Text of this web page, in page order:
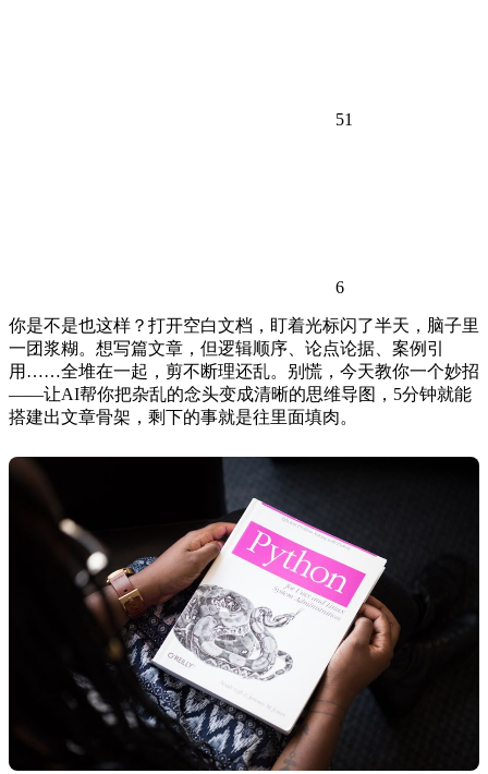
51
6
你是不是也这样？打开空白文档，盯着光标闪了半天，脑子里
一团浆糊。想写篇文章，但逻辑顺序、论点论据、案例引
用……全堆在一起，剪不断理还乱。别慌，今天教你一个妙招
——让AI帮你把杂乱的念头变成清晰的思维导图，5分钟就能
搭建出文章骨架，剩下的事就是往里面填肉。